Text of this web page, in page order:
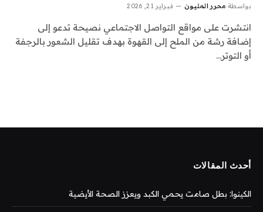
بواسطة محرر المليون فبراير 21, 2026
انتشرت على مواقع التواصل الاجتماعي نصيحة تدعو إلى
إضافة رشة من الملح إلى القهوة بهدف تقليل الشعور بالرجفة
أو التوتر…
أحدث المقالات
الكينوا: بطل صامت يحمي الكبد ويعزز الصحة الأيضية